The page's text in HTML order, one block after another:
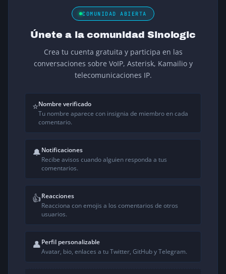
COMUNIDAD ABIERTA
Únete a la comunidad Sinologic
Crea tu cuenta gratuita y participa en las
conversaciones sobre VoIP, Asterisk, Kamailio y
telecomunicaciones IP.
⭐Nombre verificado
Tu nombre aparece con insignia de miembro en cada
comentario.
🔔Notificaciones
Recibe avisos cuando alguien responda a tus
comentarios.
👍Reacciones
Reacciona con emojis a los comentarios de otros
usuarios.
👤Perfil personalizable
Avatar, bio, enlaces a tu Twitter, GitHub y Telegram.